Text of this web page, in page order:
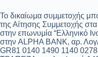
Το δικαίωμα συμμετοχής
της Αίτησης Συμμετοχής
στην επωνυμία “Ελληνικό
στην ALPHA BANK, αρ.
GR81 0140 1490 1140